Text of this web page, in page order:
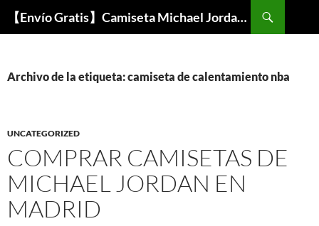
【Envío Gratis】Camiseta Michael Jordan NBA Barata
Buscar
Archivo de la etiqueta: camiseta de calentamiento nba
UNCATEGORIZED
COMPRAR CAMISETAS DE
MICHAEL JORDAN EN
MADRID